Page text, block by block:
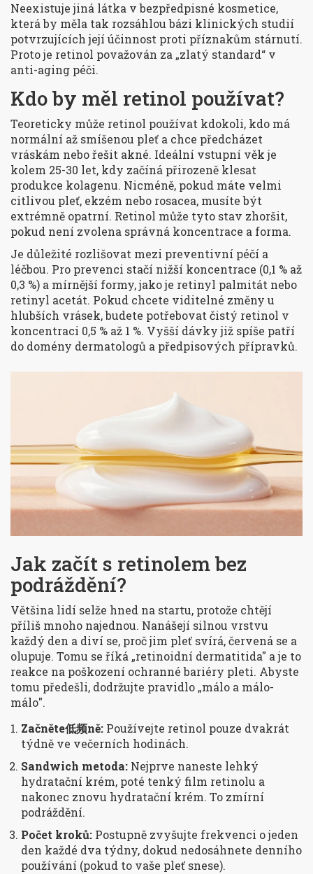
Neexistuje jiná látka v bezpředpisné kosmetice,
která by měla tak rozsáhlou bázi klinických studií
potvrzujících její účinnost proti příznakům stárnutí.
Proto je retinol považován za „zlatý standard“ v
anti-aging péči.
Kdo by měl retinol používat?
Teoreticky může retinol používat kdokoli, kdo má
normální až smíšenou pleť a chce předcházet
vráskám nebo řešit akné. Ideální vstupní věk je
kolem 25-30 let, kdy začíná přirozeně klesat
produkce kolagenu. Nicméně, pokud máte velmi
citlivou pleť, ekzém nebo rosacea, musíte být
extrémně opatrní. Retinol může tyto stav zhoršit,
pokud není zvolena správná koncentrace a forma.
Je důležité rozlišovat mezi preventivní péčí a
léčbou. Pro prevenci stačí nižší koncentrace (0,1 % až
0,3 %) a mírnější formy, jako je retinyl palmitát nebo
retinyl acetát. Pokud chcete viditelné změny u
hlubších vrásek, budete potřebovat čistý retinol v
koncentraci 0,5 % až 1 %. Vyšší dávky již spíše patří
do domény dermatologů a předpisových přípravků.
Jak začít s retinolem bez
podráždění?
Většina lidí selže hned na startu, protože chtějí
příliš mnoho najednou. Nanášejí silnou vrstvu
každý den a diví se, proč jim pleť svírá, červená se a
olupuje. Tomu se říká „retinoidní dermatitida" a je to
reakce na poškození ochranné bariéry pleti. Abyste
tomu předešli, dodržujte pravidlo „málo a málo-
málo".
Začněte低频ně: Používejte retinol pouze dvakrát
týdně ve večerních hodinách.
Sandwich metoda: Nejprve naneste lehký
hydratační krém, poté tenký film retinolu a
nakonec znovu hydratační krém. To zmírní
podráždění.
Počet kroků: Postupně zvyšujte frekvenci o jeden
den každé dva týdny, dokud nedosáhnete denního
používání (pokud to vaše pleť snese).